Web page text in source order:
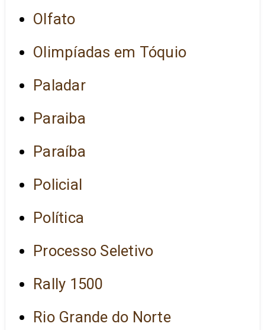
Olfato
Olimpíadas em Tóquio
Paladar
Paraiba
Paraíba
Policial
Política
Processo Seletivo
Rally 1500
Rio Grande do Norte